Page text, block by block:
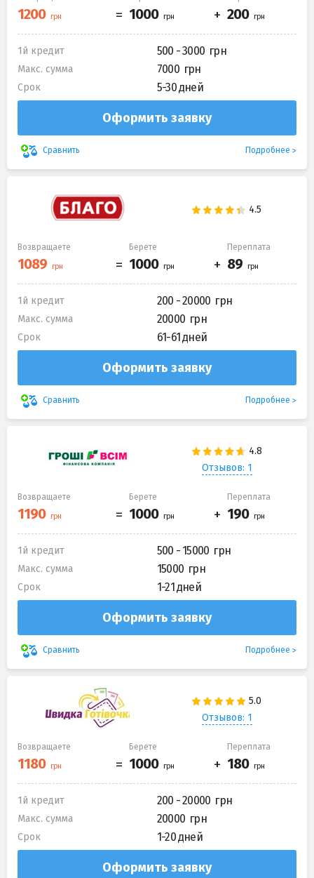
1й кредит 500 - 3000
Макс. сумма 7000
Срок 5-30 дней
Оформить заявку
Сравнить Подробнее
Возвращаете Берете Переплата
1й кредит 200 - 20000
Макс. сумма 20000
Срок 61-61 дней
Оформить заявку
Сравнить Подробнее
Отзывов: 1
Возвращаете Берете Переплата
1й кредит 500 - 15000
Макс. сумма 15000
Срок 1-21 дней
Оформить заявку
Сравнить Подробнее
Отзывов: 1
Возвращаете Берете Переплата
1й кредит 200 - 20000
Макс. сумма 20000
Срок 1-20 дней
Оформить заявку